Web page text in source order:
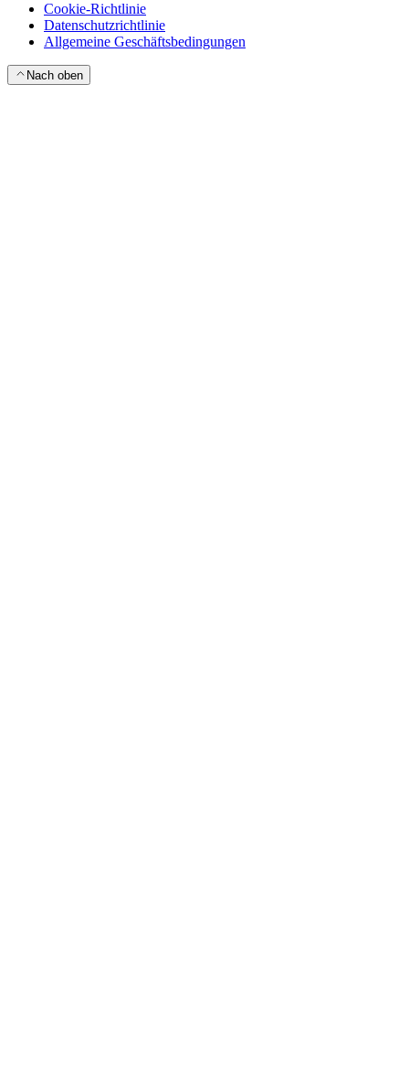
Cookie-Richtlinie
Datenschutzrichtlinie
Allgemeine Geschäftsbedingungen
Nach oben